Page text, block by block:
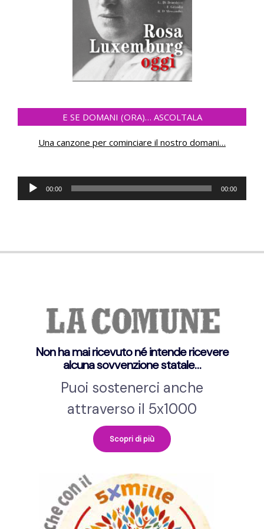
E SE DOMANI (ORA)… ASCOLTALA
Una canzone per cominciare il nostro domani…
Audio
Player
00:00 00:00
Non ha mai ricevuto né intende ricevere
alcuna sovvenzione statale…
Puoi sostenerci anche
attraverso il 5x1000
Scopri di più